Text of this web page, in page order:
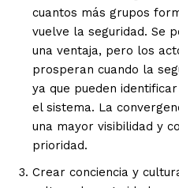
cuantos más grupos
vuelve la seguridad. Se
una ventaja, pero los
prosperan cuando la
ya que pueden
el sistema. La
una mayor visibilidad y
prioridad.
Crear conciencia y